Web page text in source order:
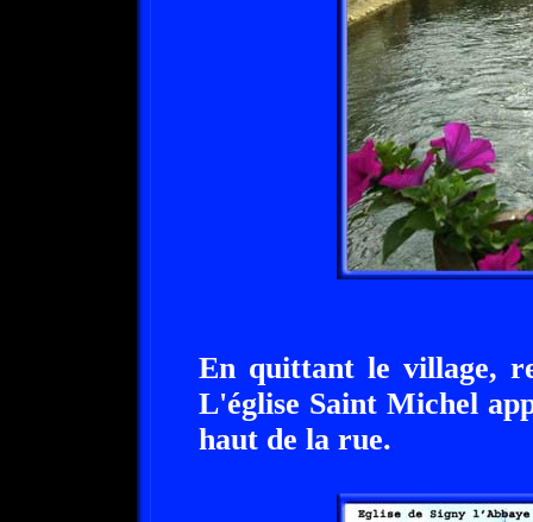
En quittant le village,
L'église Saint Michel
haut de la rue.